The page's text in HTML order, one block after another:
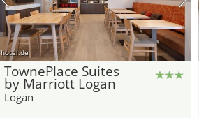
hotel.de
TownePlace Suites
by Marriott Logan
Logan